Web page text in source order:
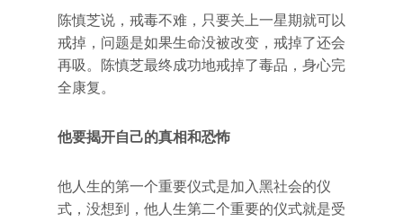
陈慎芝说，戒毒不难，只要关上一星期就可以
戒掉，问题是如果生命没被改变，戒掉了还会
再吸。陈慎芝最终成功地戒掉了毒品，身心完
全康复。
他要揭开自己的真相和恐怖
他人生的第一个重要仪式是加入黑社会的仪
式，没想到，他人生第二个重要的仪式就是受